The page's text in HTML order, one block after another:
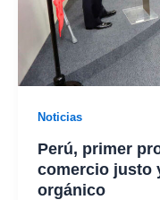
Noticias
Perú, primer
comercio justo
orgánico